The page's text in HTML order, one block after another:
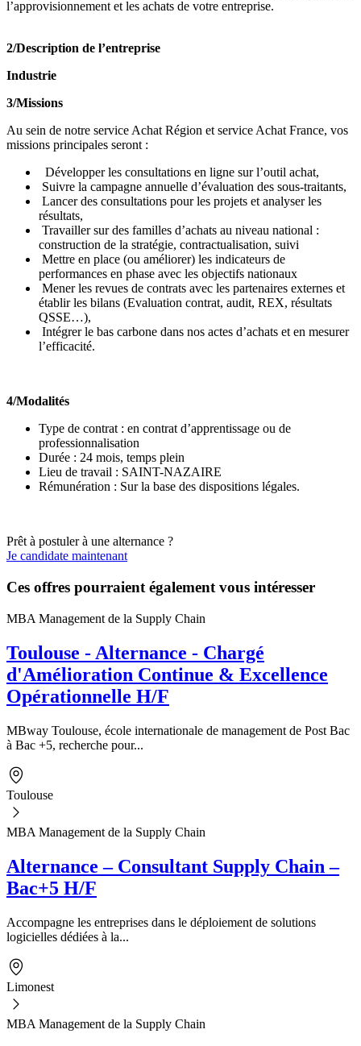
l’approvisionnement et les achats de votre entreprise.
2/Description de l’entreprise
Industrie
3/Missions
Au sein de notre service Achat Région et service Achat France, vos
missions principales seront :
Développer les consultations en ligne sur l’outil achat,
Suivre la campagne annuelle d’évaluation des sous-traitants,
Lancer des consultations pour les projets et analyser les
résultats,
Travailler sur des familles d’achats au niveau national :
construction de la stratégie, contractualisation, suivi
Mettre en place (ou améliorer) les indicateurs de
performances en phase avec les objectifs nationaux
Mener les revues de contrats avec les partenaires externes et
établir les bilans (Evaluation contrat, audit, REX, résultats
QSSE…),
Intégrer le bas carbone dans nos actes d’achats et en mesurer
l’efficacité.
4/Modalités
Type de contrat : en contrat d’apprentissage ou de
professionnalisation
Durée : 24 mois, temps plein
Lieu de travail : SAINT-NAZAIRE
Rémunération : Sur la base des dispositions légales.
Prêt à postuler à une alternance ?
Je candidate maintenant
Ces offres pourraient également vous intéresser
MBA Management de la Supply Chain
Toulouse - Alternance - Chargé
d'Amélioration Continue & Excellence
Opérationnelle H/F
MBway Toulouse, école internationale de management de Post Bac
à Bac +5, recherche pour...
Toulouse
MBA Management de la Supply Chain
Alternance – Consultant Supply Chain –
Bac+5 H/F
Accompagne les entreprises dans le déploiement de solutions
logicielles dédiées à la...
Limonest
MBA Management de la Supply Chain